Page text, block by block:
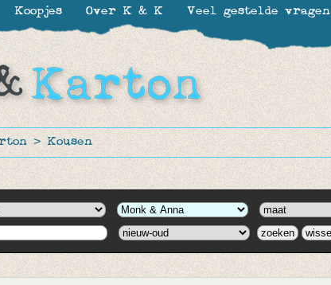
> Kousen
Koopjes Over K & K Veel gestelde vragen